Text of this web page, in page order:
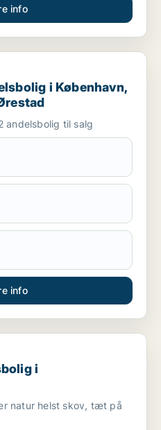
info
i København, Frederiksberg
i København,
andelsbolig til salg
info
i
natur helst skov, tæt på